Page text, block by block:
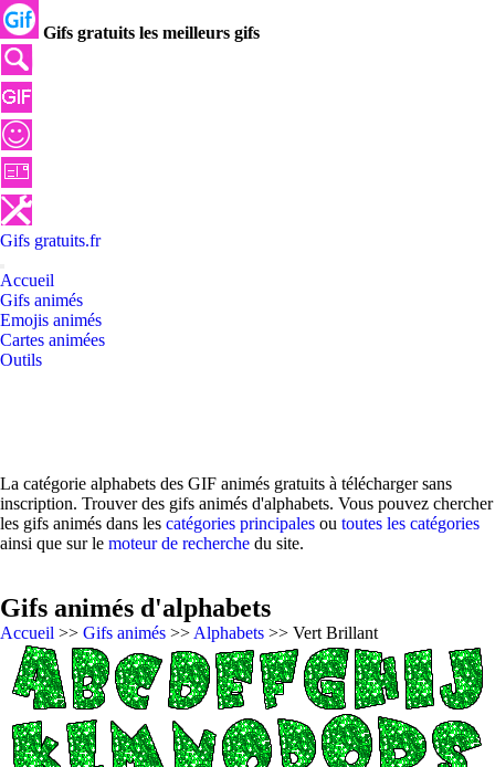
Gifs gratuits les meilleurs gifs
Gifs gratuits.fr
Accueil
Gifs animés
Emojis animés
Cartes animées
Outils
La catégorie alphabets des GIF animés gratuits à télécharger sans
inscription. Trouver des gifs animés d'alphabets. Vous pouvez chercher
les gifs animés dans les catégories principales ou toutes les catégories
ainsi que sur le moteur de recherche du site.
Gifs animés d'alphabets
Accueil >> Gifs animés >> Alphabets >> Vert Brillant